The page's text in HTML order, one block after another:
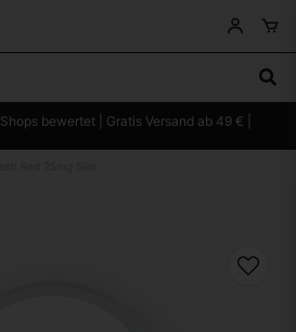
bewertet | Gratis Versand ab 49 € |